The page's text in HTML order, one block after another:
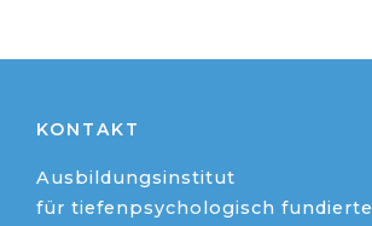
KONTAKT
Ausbildungsinstitut
für tiefenpsychologisch fundierte